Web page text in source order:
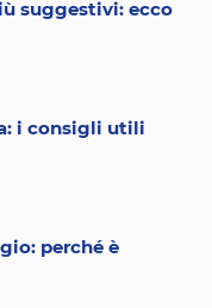
suggestivi: ecco
i consigli utili
perché è